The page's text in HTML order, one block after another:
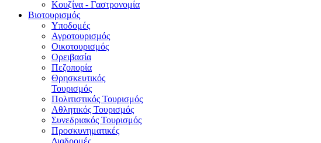
Κουζίνα - Γαστρονομία
Βιοτουρισμός
Υποδομές
Αγροτουρισμός
Οικοτουρισμός
Ορειβασία
Πεζοπορία
Θρησκευτικός
Τουρισμός
Πολιτιστικός Τουρισμός
Αθλητικός Τουρισμός
Συνεδριακός Τουρισμός
Προσκυνηματικές
Διαδρομές